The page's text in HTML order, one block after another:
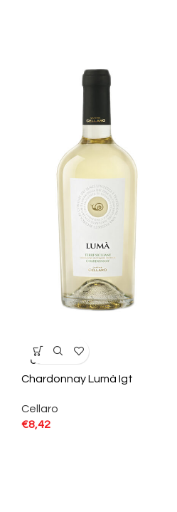
SOLD
OUT
Chardonnay Lumà Igt
Cellaro
€8,42